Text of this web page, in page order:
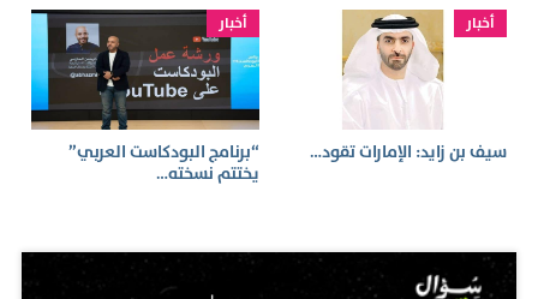
أخبار
سيف بن زايد: الإمارات تقود…
أخبار
“برنامج البودكاست العربي”
يختتم نسخته…